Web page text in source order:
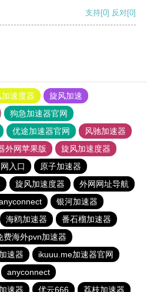
支持[0] 反对[0]
速度器
旋风加速
狗急加速器官网
优途加速器官网
风驰加速器
外网苹果版
旋风加速度器
入口
原子加速器
旋风加速度器
外网网址导航
银河加速器
海鸥加速器
番石榴加速器
费海外pvn加速器
速器
ikuuu.me加速器官网
anyconnect
速器 优云666 荔枝加速器